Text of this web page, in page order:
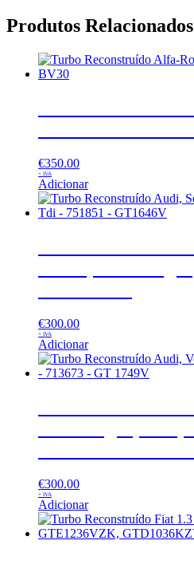
Produtos Relacionados
€350.00
+ IVA
Adicionar
€300.00
+ IVA
Adicionar
€300.00
+ IVA
Adicionar